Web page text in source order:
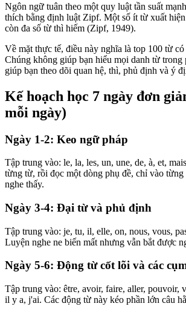
Ngôn ngữ tuân theo một quy luật tần suất
thích bằng định luật Zipf. Một số ít từ xuất
còn đa số từ thì hiếm (Zipf, 1949).
Về mặt thực tế, điều này nghĩa là top 100 từ
Chúng không giúp bạn hiểu mọi danh từ
giúp bạn theo dõi quan hệ, thì, phủ định và ý
Kế hoạch học 7 ngày đơn
mỗi ngày)
Ngày 1-2: Keo ngữ pháp
Tập trung vào: le, la, les, un, une, de, à, et,
từng từ, rồi đọc một dòng phụ đề, chỉ vào
nghe thấy.
Ngày 3-4: Đại từ và phủ định
Tập trung vào: je, tu, il, elle, on, nous, vous,
Luyện nghe ne biến mất nhưng vẫn bắt được
Ngày 5-6: Động từ cốt lõi và các
Tập trung vào: être, avoir, faire, aller, pouvoir,
il y a, j'ai. Các động từ này kéo phần lớn câu